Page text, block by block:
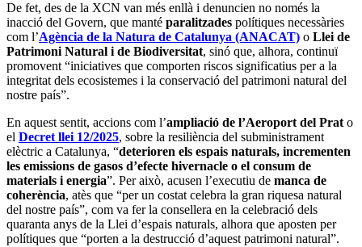
De fet, des de la XCN van més enllà i denuncien no només la
inacció del Govern, que manté paralitzades polítiques necessàries
com l’Agència de la Natura de Catalunya (ANACAT) o Llei de
Patrimoni Natural i de Biodiversitat, sinó que, alhora, continuï
promovent “iniciatives que comporten riscos significatius per a la
integritat dels ecosistemes i la conservació del patrimoni natural del
nostre país”.
En aquest sentit, accions com l’ampliació de l’Aeroport del Prato
el Decret llei 12/2025, sobre la resiliència del subministrament
elèctric a Catalunya, “deterioren els espais naturals, incrementen
les emissions de gasos d’efecte hivernacle o el consum de
materials i energia”. Per això, acusen l’executiu de manca de
coherència, atès que “per un costat celebra la gran riquesa natural
del nostre país”, com va fer la consellera en la celebració dels
quaranta anys de la Llei d’espais naturals, alhora que aposten per
polítiques que “porten a la destrucció d’aquest patrimoni natural”.